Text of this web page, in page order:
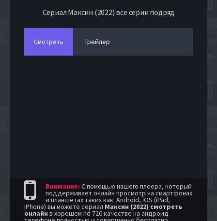
Сериал Максин (2022) все серии подряд
Смотреть Трейлер
Внимание: С помощью нашего плеера, который
поддерживает онлайн просмотр на смартфонах
и планшетах таких как: Android, iOS (iPad,
iPhone) вы можете сериал Максин (2022) смотреть
онлайн в хорошем hd 720 качестве на андроид